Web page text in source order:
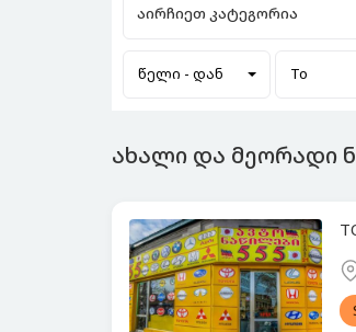
აირჩიეთ კატეგორია
წელი - დან To
ახალი და მეორადი